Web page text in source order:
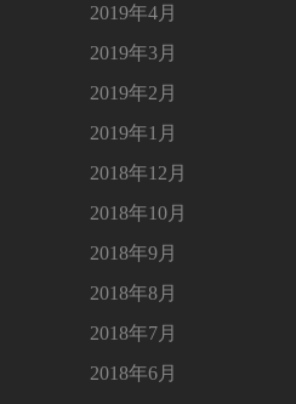
2019年4月
2019年3月
2019年2月
2019年1月
2018年12月
2018年10月
2018年9月
2018年8月
2018年7月
2018年6月